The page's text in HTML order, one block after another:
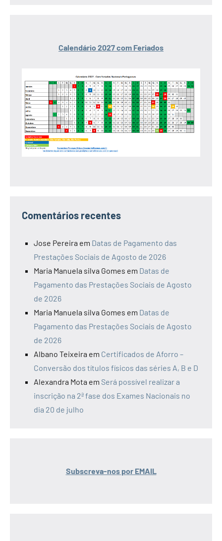
Calendário 2027 com Feriados
Comentários recentes
Jose Pereira em Datas de Pagamento das
Prestações Sociais de Agosto de 2026
Maria Manuela silva Gomes em Datas de
Pagamento das Prestações Sociais de Agosto
de 2026
Maria Manuela silva Gomes em Datas de
Pagamento das Prestações Sociais de Agosto
de 2026
Albano Teixeira em Certificados de Aforro –
Conversão dos títulos físicos das séries A, B e D
Alexandra Mota em Será possível realizar a
inscrição na 2ª fase dos Exames Nacionais no
dia 20 de julho
Subscreva-nos por EMAIL